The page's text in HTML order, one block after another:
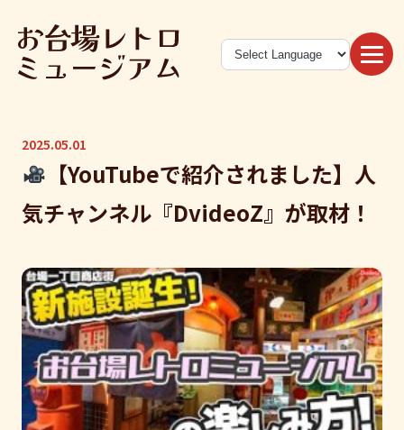
2025.05.01
【YouTubeで紹介されました】人
気チャンネル『DvideoZ』が取材！